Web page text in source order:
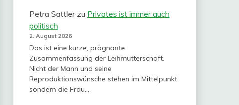
Petra Sattlerzu Privates ist immer auch
politisch
2. August 2026
Das ist eine kurze, prägnante
Zusammenfassung der Leihmutterschaft.
Nicht der Mann und seine
Reproduktionswünsche stehen im Mittelpunkt
sondern die Frau…